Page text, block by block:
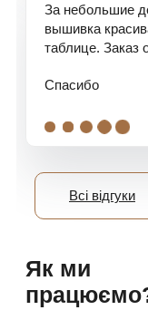
За небольшие
вышивка
таблице. Заказ
Спасибо
. . . . .
Всі відгуки
Як ми